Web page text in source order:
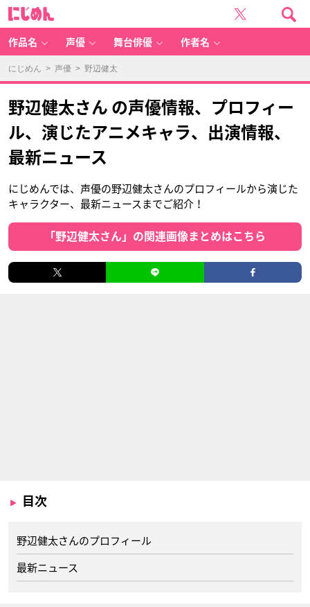
作品名 声優 舞台俳優 作者名
にじめん > 声優 > 野辺健太
野辺健太さん の声優情報、プロフィー
ル、演じたアニメキャラ、出演情報、
最新ニュース
にじめんでは、声優の野辺健太さんのプロフィールから演じた
キャラクター、最新ニュースまでご紹介！
「野辺健太さん」の関連画像まとめはこちら
目次
野辺健太さんのプロフィール
最新ニュース